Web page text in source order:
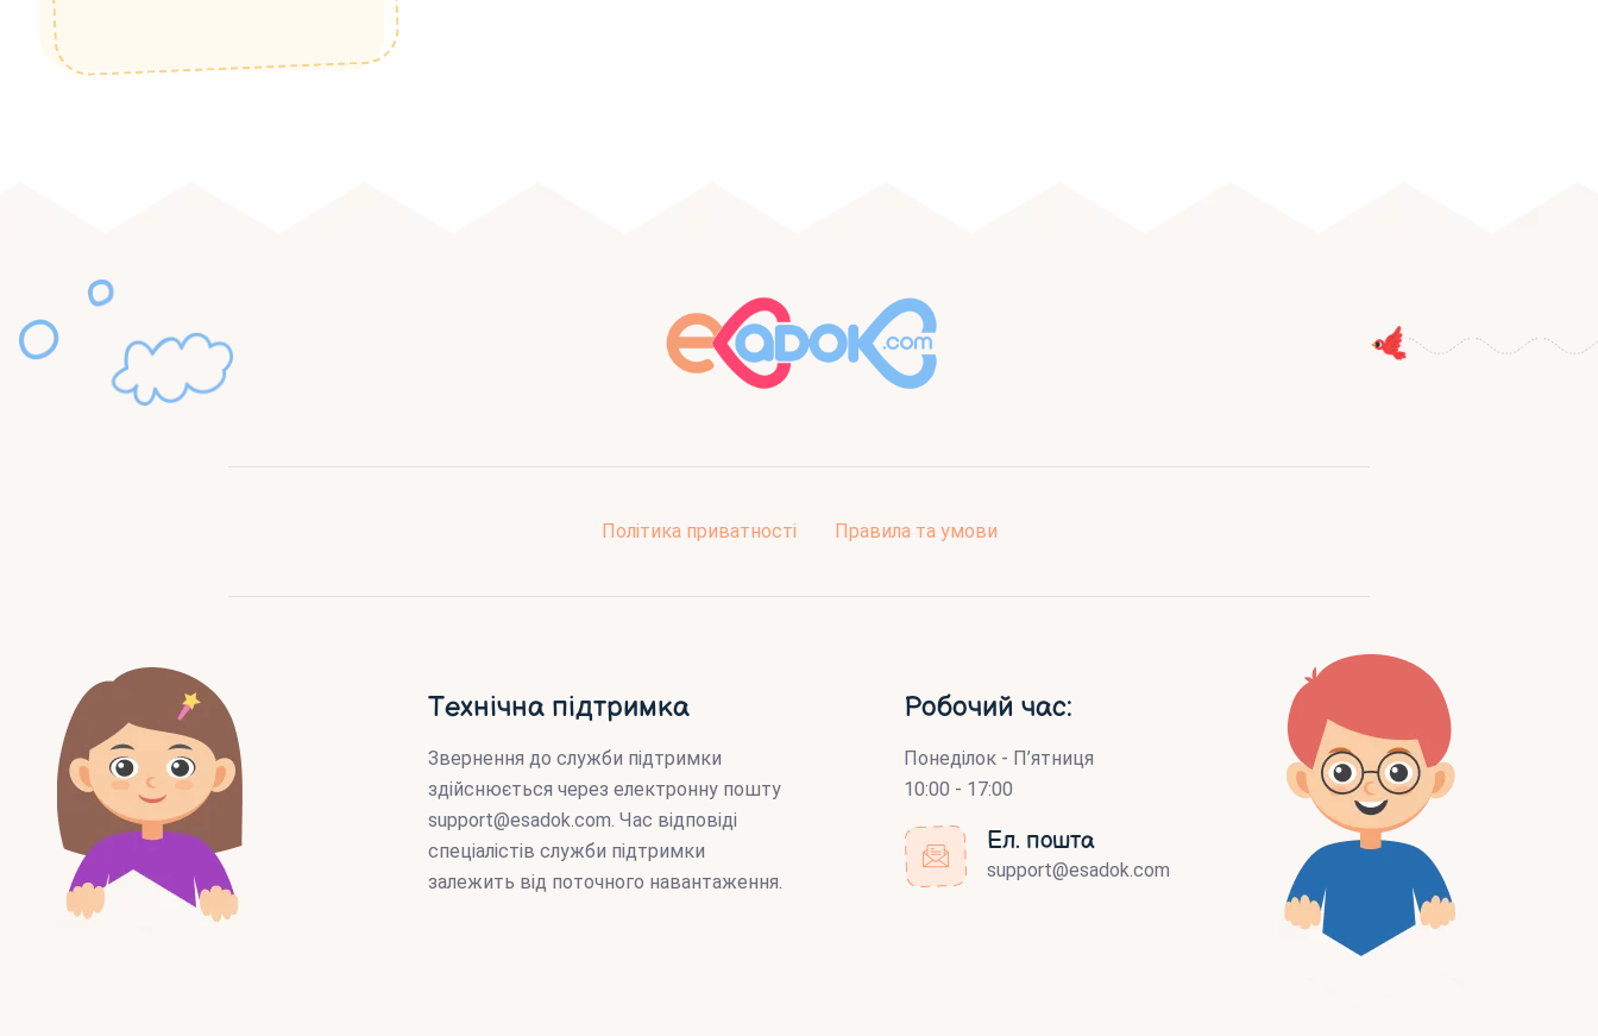
Політика приватності Правила та умови
Технічна підтримка
Звернення до служби підтримки
здійснюється через електронну пошту
support@esadok.com . Час відповіді
спеціалістів служби підтримки
залежить від поточного навантаження.
Робочий час:
Понеділок - П’ятниця
10:00 - 17:00
Ел. пошта
support@esadok.com